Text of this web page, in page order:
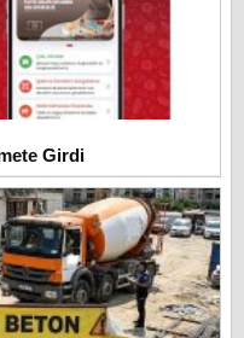
Girdi